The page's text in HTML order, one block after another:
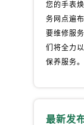
您的手表
务网点遍
要维修服
们将全力
保养服务。
最新发